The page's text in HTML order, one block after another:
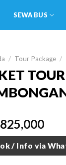
SEWA BUS
/ Tour Package /
/ Info via